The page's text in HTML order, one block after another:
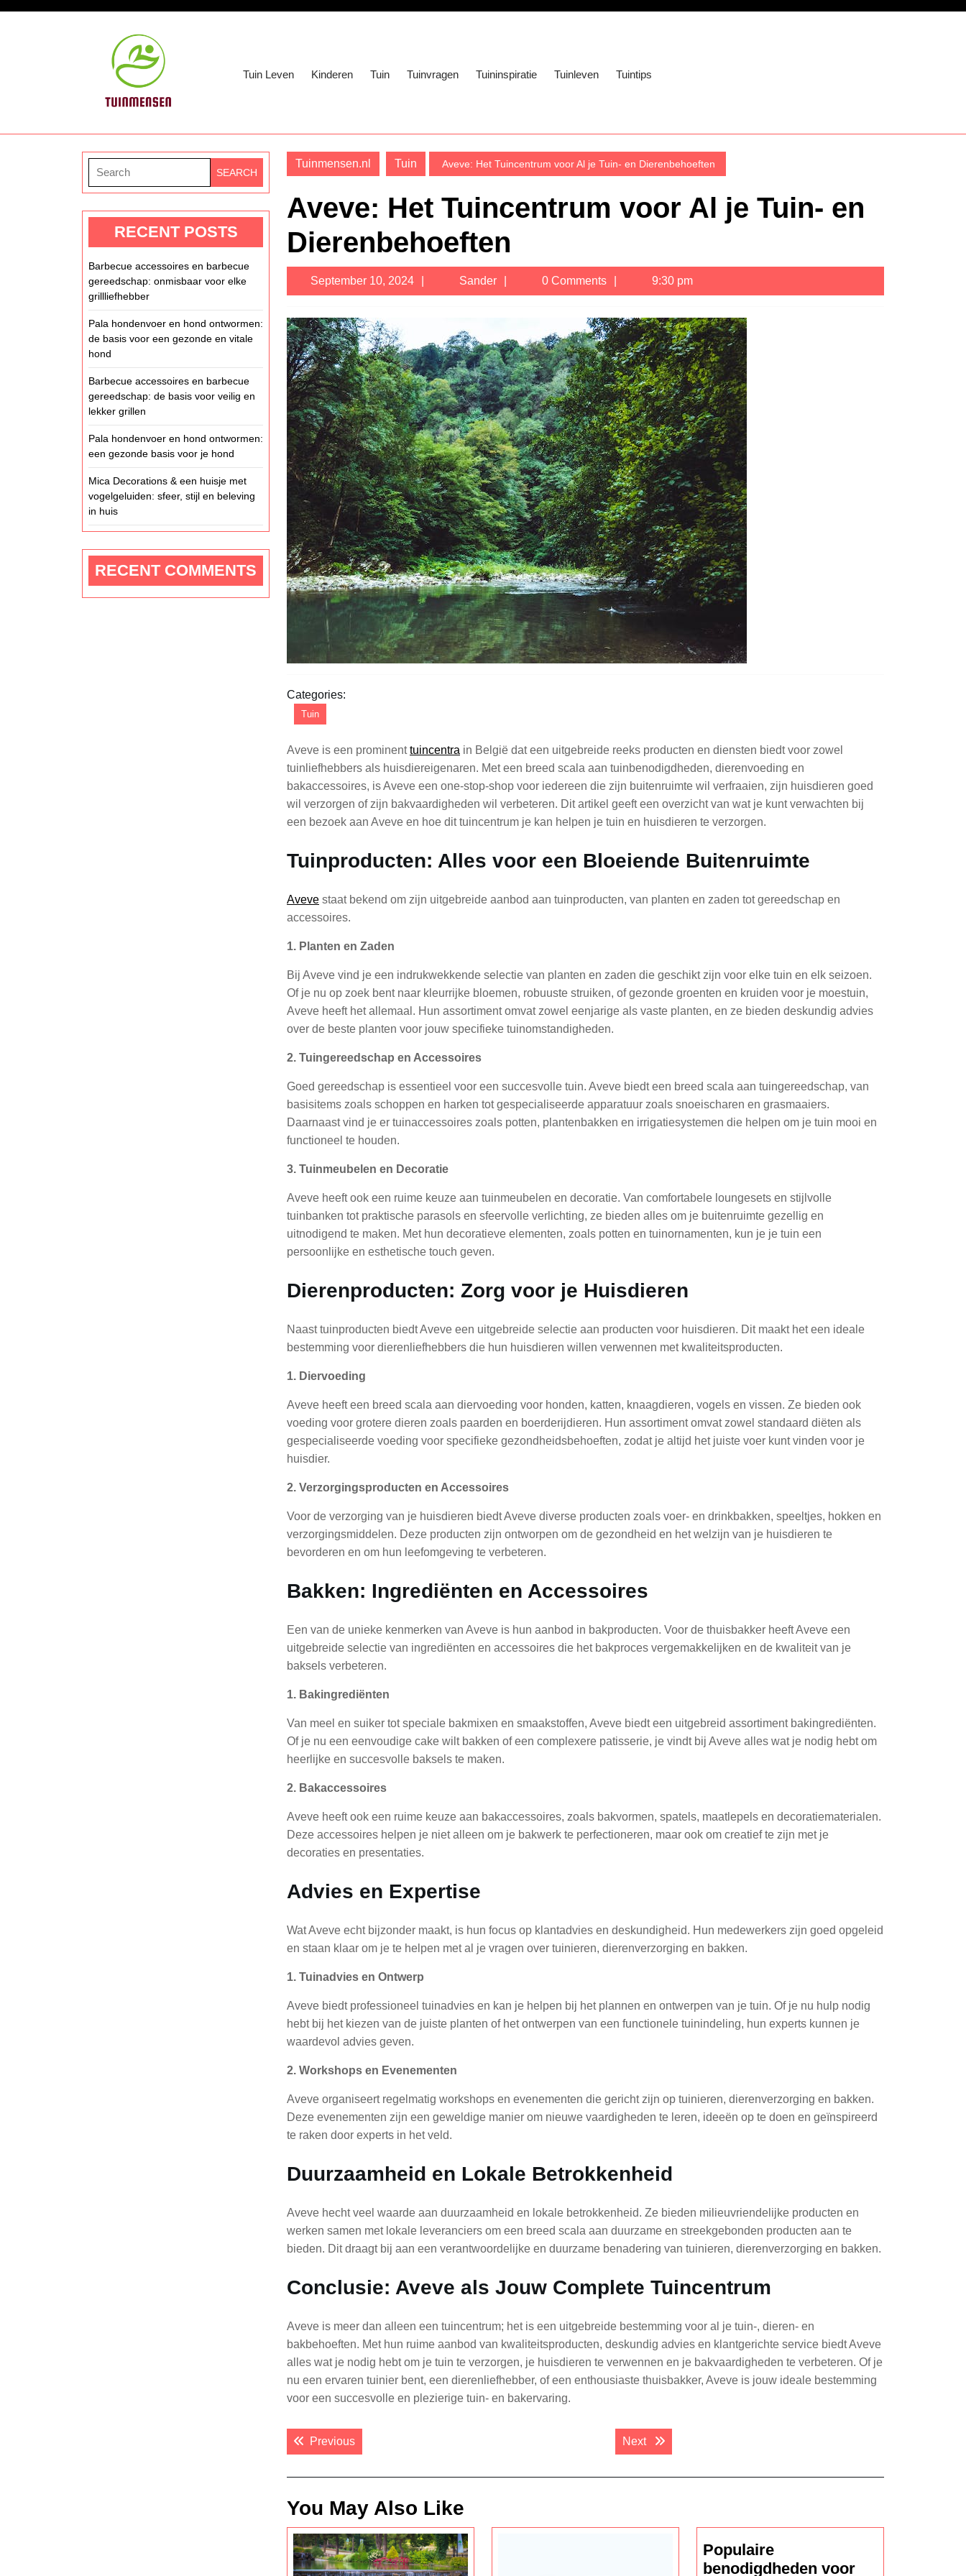
Tuin Leven Kinderen Tuin Tuinvragen Tuininspiratie Tuinleven Tuintips
Search
RECENT POSTS
Barbecue accessoires en barbecue
gereedschap: onmisbaar voor elke
grillliefhebber
Pala hondenvoer en hond ontwormen:
de basis voor een gezonde en vitale
hond
Barbecue accessoires en barbecue
gereedschap: de basis voor veilig en
lekker grillen
Pala hondenvoer en hond ontwormen:
een gezonde basis voor je hond
Mica Decorations & een huisje met
vogelgeluiden: sfeer, stijl en beleving
in huis
RECENT COMMENTS
Tuinmensen.nl Tuin Aveve: Het Tuincentrum voor Al je Tuin- en Dierenbehoeften
Aveve: Het Tuincentrum voor Al je Tuin- en
Dierenbehoeften
September 10, 2024
September
10,
Sander Sander0 Comments 9:30 pm
Categories:
Tuin
Aveve is een prominenttuincentra in België dat een uitgebreide reeks producten en diensten biedt voor zowel
tuinliefhebbers als huisdiereigenaren. Met een breed scala aan tuinbenodigdheden, dierenvoeding en
bakaccessoires, is Aveve een one-stop-shop voor iedereen die zijn buitenruimte wil verfraaien, zijn huisdieren goed
wil verzorgen of zijn bakvaardigheden wil verbeteren. Dit artikel geeft een overzicht van wat je kunt verwachten bij
een bezoek aan Aveve en hoe dit tuincentrum je kan helpen je tuin en huisdieren te verzorgen.
Tuinproducten: Alles voor een Bloeiende Buitenruimte
Aveve staat bekend om zijn uitgebreide aanbod aan tuinproducten, van planten en zaden tot gereedschap en
accessoires.
1. Planten en Zaden
Bij Aveve vind je een indrukwekkende selectie van planten en zaden die geschikt zijn voor elke tuin en elk seizoen.
Of je nu op zoek bent naar kleurrijke bloemen, robuuste struiken, of gezonde groenten en kruiden voor je moestuin,
Aveve heeft het allemaal. Hun assortiment omvat zowel eenjarige als vaste planten, en ze bieden deskundig advies
over de beste planten voor jouw specifieke tuinomstandigheden.
2. Tuingereedschap en Accessoires
Goed gereedschap is essentieel voor een succesvolle tuin. Aveve biedt een breed scala aan tuingereedschap, van
basisitems zoals schoppen en harken tot gespecialiseerde apparatuur zoals snoeischaren en grasmaaiers.
Daarnaast vind je er tuinaccessoires zoals potten, plantenbakken en irrigatiesystemen die helpen om je tuin mooi en
functioneel te houden.
3. Tuinmeubelen en Decoratie
Aveve heeft ook een ruime keuze aan tuinmeubelen en decoratie. Van comfortabele loungesets en stijlvolle
tuinbanken tot praktische parasols en sfeervolle verlichting, ze bieden alles om je buitenruimte gezellig en
uitnodigend te maken. Met hun decoratieve elementen, zoals potten en tuinornamenten, kun je je tuin een
persoonlijke en esthetische touch geven.
Dierenproducten: Zorg voor je Huisdieren
Naast tuinproducten biedt Aveve een uitgebreide selectie aan producten voor huisdieren. Dit maakt het een ideale
bestemming voor dierenliefhebbers die hun huisdieren willen verwennen met kwaliteitsproducten.
1. Diervoeding
Aveve heeft een breed scala aan diervoeding voor honden, katten, knaagdieren, vogels en vissen. Ze bieden ook
voeding voor grotere dieren zoals paarden en boerderijdieren. Hun assortiment omvat zowel standaard diëten als
gespecialiseerde voeding voor specifieke gezondheidsbehoeften, zodat je altijd het juiste voer kunt vinden voor je
huisdier.
2. Verzorgingsproducten en Accessoires
Voor de verzorging van je huisdieren biedt Aveve diverse producten zoals voer- en drinkbakken, speeltjes, hokken en
verzorgingsmiddelen. Deze producten zijn ontworpen om de gezondheid en het welzijn van je huisdieren te
bevorderen en om hun leefomgeving te verbeteren.
Bakken: Ingrediënten en Accessoires
Een van de unieke kenmerken van Aveve is hun aanbod in bakproducten. Voor de thuisbakker heeft Aveve een
uitgebreide selectie van ingrediënten en accessoires die het bakproces vergemakkelijken en de kwaliteit van je
baksels verbeteren.
1. Bakingrediënten
Van meel en suiker tot speciale bakmixen en smaakstoffen, Aveve biedt een uitgebreid assortiment bakingrediënten.
Of je nu een eenvoudige cake wilt bakken of een complexere patisserie, je vindt bij Aveve alles wat je nodig hebt om
heerlijke en succesvolle baksels te maken.
2. Bakaccessoires
Aveve heeft ook een ruime keuze aan bakaccessoires, zoals bakvormen, spatels, maatlepels en decoratiematerialen.
Deze accessoires helpen je niet alleen om je bakwerk te perfectioneren, maar ook om creatief te zijn met je
decoraties en presentaties.
Advies en Expertise
Wat Aveve echt bijzonder maakt, is hun focus op klantadvies en deskundigheid. Hun medewerkers zijn goed opgeleid
en staan klaar om je te helpen met al je vragen over tuinieren, dierenverzorging en bakken.
1. Tuinadvies en Ontwerp
Aveve biedt professioneel tuinadvies en kan je helpen bij het plannen en ontwerpen van je tuin. Of je nu hulp nodig
hebt bij het kiezen van de juiste planten of het ontwerpen van een functionele tuinindeling, hun experts kunnen je
waardevol advies geven.
2. Workshops en Evenementen
Aveve organiseert regelmatig workshops en evenementen die gericht zijn op tuinieren, dierenverzorging en bakken.
Deze evenementen zijn een geweldige manier om nieuwe vaardigheden te leren, ideeën op te doen en geïnspireerd
te raken door experts in het veld.
Duurzaamheid en Lokale Betrokkenheid
Aveve hecht veel waarde aan duurzaamheid en lokale betrokkenheid. Ze bieden milieuvriendelijke producten en
werken samen met lokale leveranciers om een breed scala aan duurzame en streekgebonden producten aan te
bieden. Dit draagt bij aan een verantwoordelijke en duurzame benadering van tuinieren, dierenverzorging en bakken.
Conclusie: Aveve als Jouw Complete Tuincentrum
Aveve is meer dan alleen een tuincentrum; het is een uitgebreide bestemming voor al je tuin-, dieren- en
bakbehoeften. Met hun ruime aanbod van kwaliteitsproducten, deskundig advies en klantgerichte service biedt Aveve
alles wat je nodig hebt om je tuin te verzorgen, je huisdieren te verwennen en je bakvaardigheden te verbeteren. Of je
nu een ervaren tuinier bent, een dierenliefhebber, of een enthousiaste thuisbakker, Aveve is jouw ideale bestemming
voor een succesvolle en plezierige tuin- en bakervaring.
Post
navigation
PreviousPrevious post: Next Next post:
You May Also Like
Populaire
benodigdheden voor